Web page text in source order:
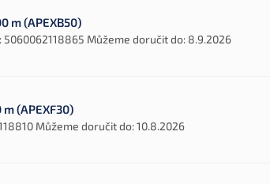
m (APEXB50)
5060062118865 Můžeme doručit do: 8.9.2026
(APEXF30)
Můžeme doručit do:10.8.2026